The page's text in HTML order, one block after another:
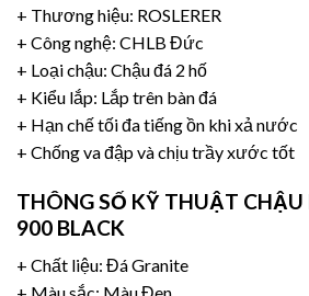
+ Thương hiệu: ROSLERER
+ Công nghệ: CHLB Đức
+ Loại chậu: Chậu đá 2 hố
+ Kiểu lắp: Lắp trên bàn đá
+ Hạn chế tối đa tiếng ồn khi xả nước
+ Chống va đập và chịu trầy xước tốt
THÔNG SỐ KỸ THUẬT CHẬU
900 BLACK
+ Chất liệu: ĐáGranite